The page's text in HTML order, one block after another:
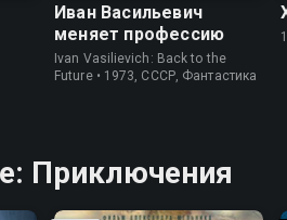
Иван Васильевич
меняет профессию
Ivan Vasilievich: Back to the
Future • 1973, СССР, Фантастика
Приключения